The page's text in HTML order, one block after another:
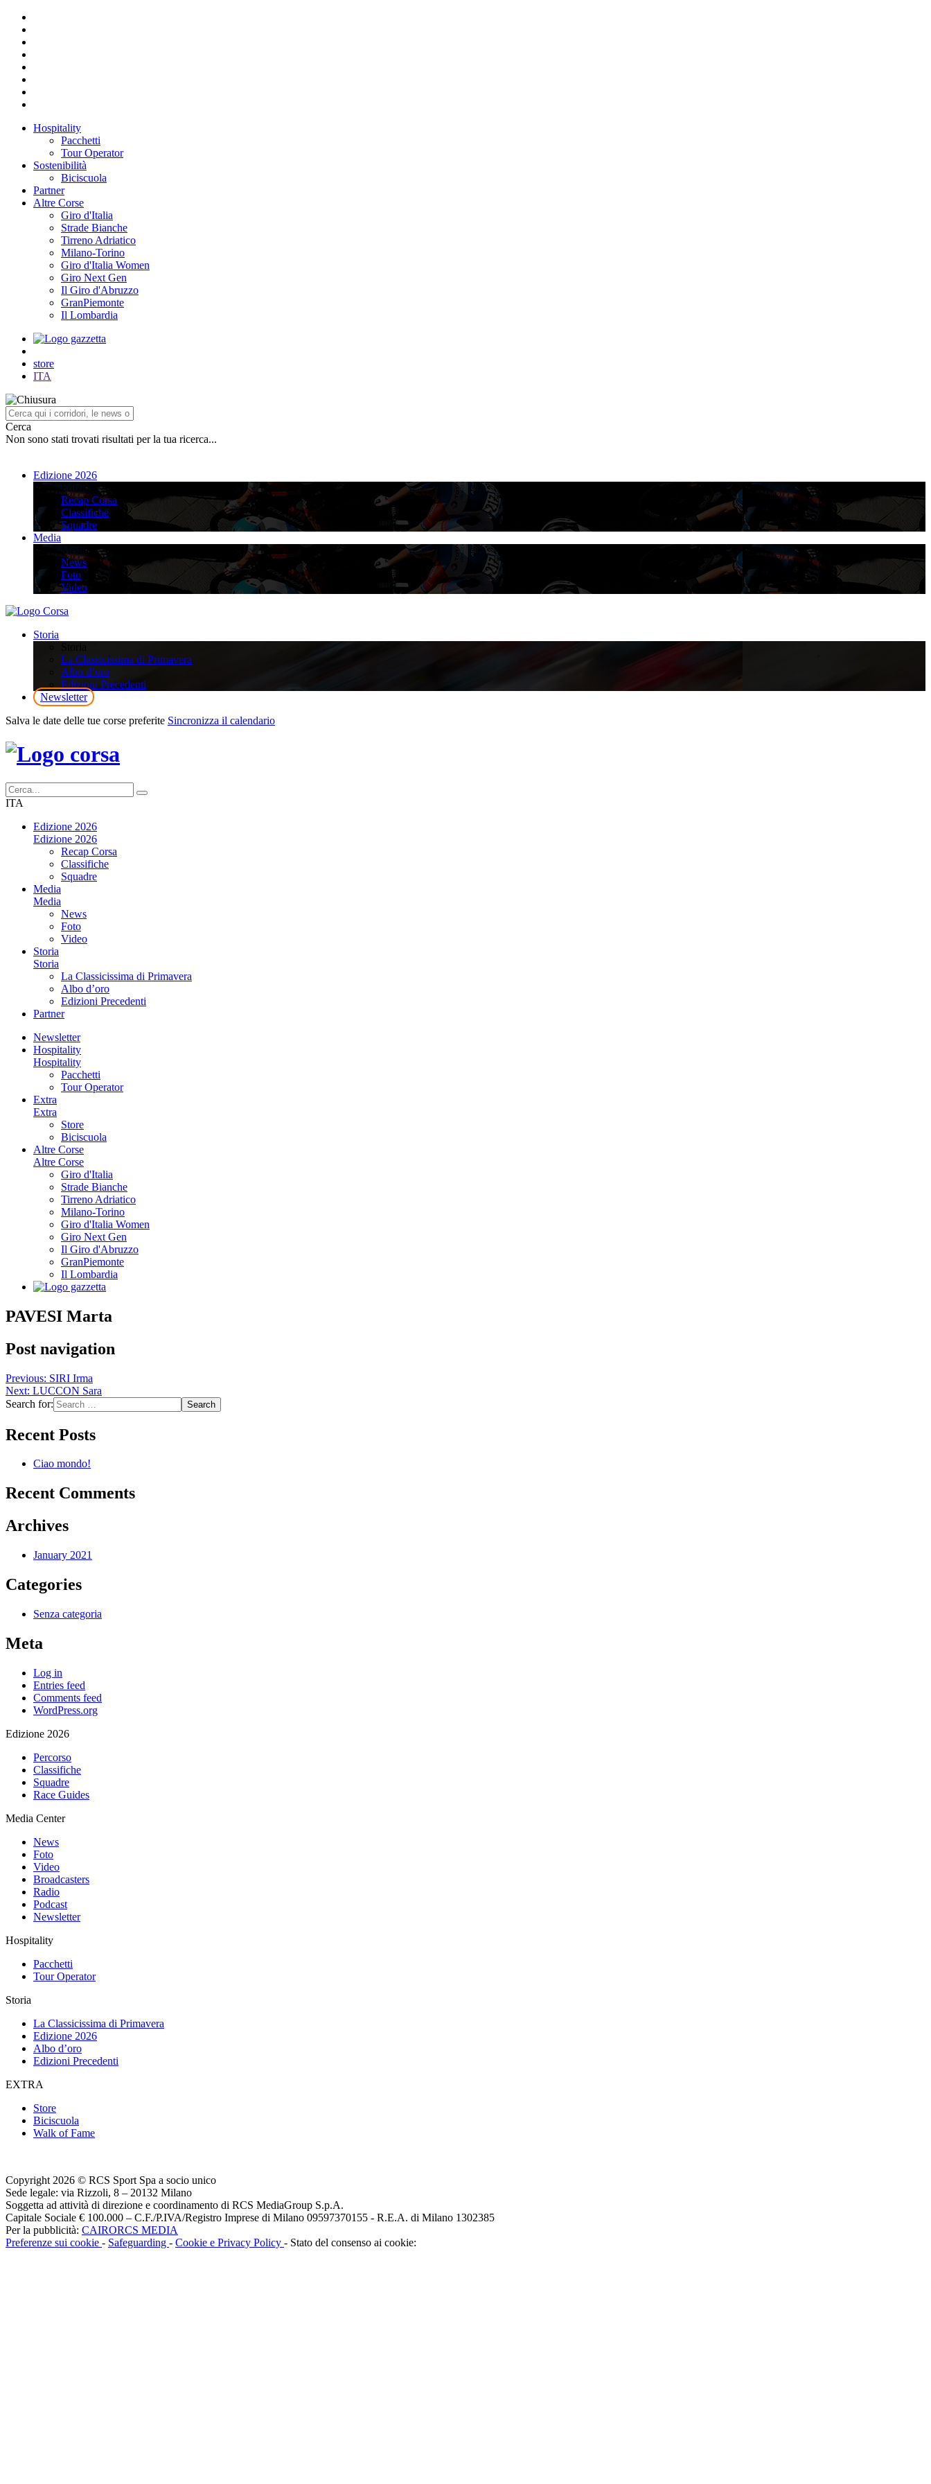
Hospitality
Pacchetti
Tour Operator
Sostenibilità
Biciscuola
Partner
Altre Corse
Giro d'Italia
Strade Bianche
Tirreno Adriatico
Milano-Torino
Giro d'Italia Women
Giro Next Gen
Il Giro d'Abruzzo
GranPiemonte
Il Lombardia
store
ITA
Cerca
Non sono stati trovati risultati per la tua ricerca...
Edizione 2026
Edizione 2026
Recap Corsa
Classifiche
Squadre
Media
Media
News
Foto
Video
Storia
La Classicissima di Primavera
Albo d’oro
Edizioni Precedenti
Newsletter
Salva le date delle tue corse preferite Sincronizza il calendario
ITA
Edizione 2026
Edizione 2026
Recap Corsa
Classifiche
Squadre
Media
Media
News
Foto
Video
Storia
Storia
La Classicissima di Primavera
Albo d’oro
Edizioni Precedenti
Partner
Newsletter
Hospitality
Hospitality
Pacchetti
Tour Operator
Extra
Extra
Store
Biciscuola
Altre Corse
Altre Corse
Giro d'Italia
Strade Bianche
Tirreno Adriatico
Milano-Torino
Giro d'Italia Women
Giro Next Gen
Il Giro d'Abruzzo
GranPiemonte
Il Lombardia
PAVESI Marta
Post navigation
Previous: SIRI Irma
Next: LUCCON Sara
Search for:
Recent Posts
Ciao mondo!
Recent Comments
Archives
January 2021
Categories
Senza categoria
Meta
Log in
Entries feed
Comments feed
WordPress.org
Edizione 2026
Percorso
Classifiche
Squadre
Race Guides
Media Center
News
Foto
Video
Broadcasters
Radio
Podcast
Newsletter
Hospitality
Pacchetti
Tour Operator
Storia
La Classicissima di Primavera
Edizione 2026
Albo d’oro
Edizioni Precedenti
EXTRA
Store
Biciscuola
Walk of Fame
Copyright 2026 © RCS Sport Spa a socio unico
Sede legale: via Rizzoli, 8 – 20132 Milano
Soggetta ad attività di direzione e coordinamento di RCS MediaGroup S.p.A.
Capitale Sociale € 100.000 – C.F./P.IVA/Registro Imprese di Milano 09597370155 - R.E.A. di Milano 1302385
Per la pubblicità: CAIRORCS MEDIA
Preferenze sui cookie - Safeguarding - Cookie e Privacy Policy - Stato del consenso ai cookie: